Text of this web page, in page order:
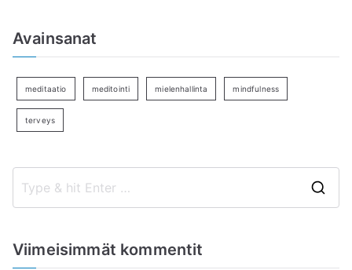
Avainsanat
meditaatio meditointi mielenhallinta mindfulness
terveys
Viimeisimmät kommentit